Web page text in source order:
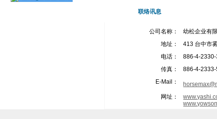
联络讯息
公司名称：
幼松企业有
地址：
413 台中市
电话：
886-4-
传真：
886-4-
E-Mail：
网址：